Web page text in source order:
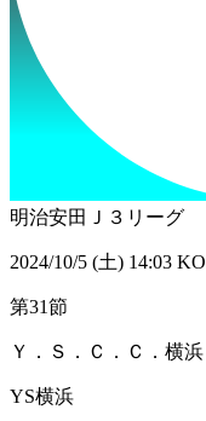
明治安田Ｊ３リーグ
2024/10/5 (土) 14:03 KO
第31節
Ｙ．Ｓ．Ｃ．Ｃ．横浜
YS横浜